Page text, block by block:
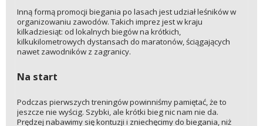
Inną formą promocji biegania po lasach jest udział leśników w
organizowaniu zawodów. Takich imprez jest w kraju
kilkadziesiąt: od lokalnych biegów na krótkich,
kilkukilometrowych dystansach do maratonów, ściągających
nawet zawodników z zagranicy.
Na start
Podczas pierwszych treningów powinniśmy pamiętać, że to
jeszcze nie wyścig. Szybki, ale krótki bieg nic nam nie da.
Prędzej nabawimy się kontuzji i zniechęcimy do biegania, niż